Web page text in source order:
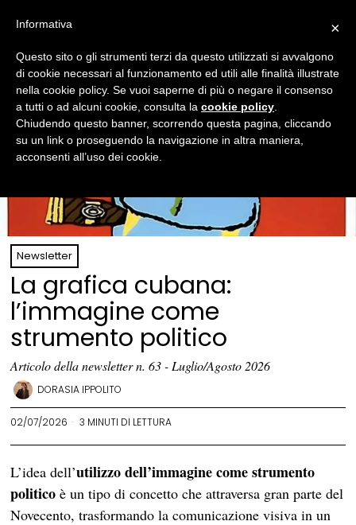
Newsletter
La grafica cubana:
l’immagine come
strumento politico
Articolo della newsletter n. 63 - Luglio/Agosto 2026
DORASIA IPPOLITO
02/07/2026 3 MINUTI DI LETTURA
L’idea dell’utilizzo dell’immagine come strumento
politico è un tipo di concetto che attraversa gran parte del
Novecento, trasformando la comunicazione visiva in un
×
Informativa
Questo sito o gli strumenti terzi da questo utilizzati si avvalgono
di cookie necessari al funzionamento ed utili alle finalità illustrate
nella cookie policy. Se vuoi saperne di più o negare il consenso
a tutti o ad alcuni cookie, consulta la cookie policy
Chiudendo questo banner, scorrendo questa pagina, cliccando
su un link o proseguendo la navigazione in altra maniera,
acconsenti all’uso dei cookie.